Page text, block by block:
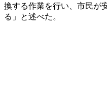
換する作業を行い、市民が
る」と述べた。